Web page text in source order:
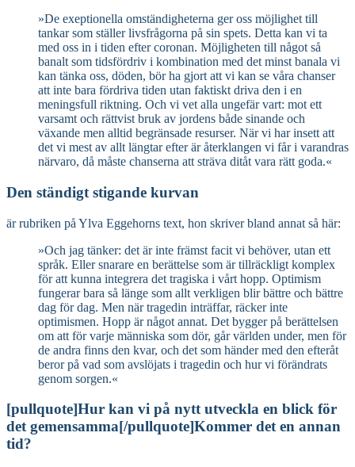
»De exeptionella omständigheterna ger oss möjlighet till
tankar som ställer livsfrågorna på sin spets. Detta kan vi ta
med oss in i tiden efter coronan. Möjligheten till något så
banalt som tidsfördriv i kombination med det minst banala vi
kan tänka oss, döden, bör ha gjort att vi kan se våra chanser
att inte bara fördriva tiden utan faktiskt driva den i en
meningsfull riktning. Och vi vet alla ungefär vart: mot ett
varsamt och rättvist bruk av jordens både sinande och
växande men alltid begränsade resurser. När vi har insett att
det vi mest av allt längtar efter är återklangen vi får i varandras
närvaro, då måste chanserna att sträva ditåt vara rätt goda.«
Den ständigt stigande kurvan
är rubriken på Ylva Eggehorns text, hon skriver bland annat så här:
»Och jag tänker: det är inte främst facit vi behöver, utan ett
språk. Eller snarare en berättelse som är tillräckligt komplex
för att kunna integrera det tragiska i vårt hopp. Optimism
fungerar bara så länge som allt verkligen blir bättre och bättre
dag för dag. Men när tragedin inträffar, räcker inte
optimismen. Hopp är något annat. Det bygger på berättelsen
om att för varje människa som dör, går världen under, men för
de andra finns den kvar, och det som händer med den efteråt
beror på vad som avslöjats i tragedin och hur vi förändrats
genom sorgen.«
[pullquote]Hur kan vi på nytt utveckla en blick för
det gemensamma[/pullquote]Kommer det en annan
tid?